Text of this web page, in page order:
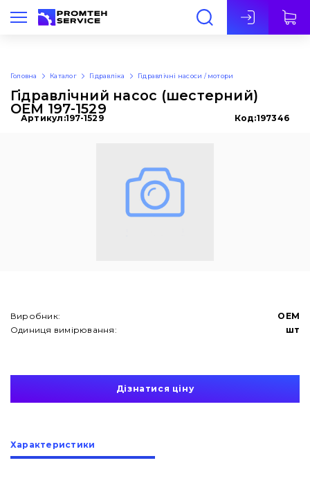
Укр
Головна Каталог Гідравліка Гідравлічні насоси / мотори
Гідравлічний насос (шестерний)
OEM 197-1529
Артикул:197-1529 Код:197346
Виробник:
OEM
Одиниця вимірювання:
шт
Дізнатися ціну
Характеристики